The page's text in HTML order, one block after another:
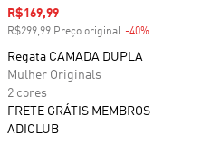
Preço com desconto
R$169,99
R$299,99 Preço original -40%
Regata CAMADA DUPLA
Mulher Originals
2 cores
FRETE GRÁTIS MEMBROS
ADICLUB